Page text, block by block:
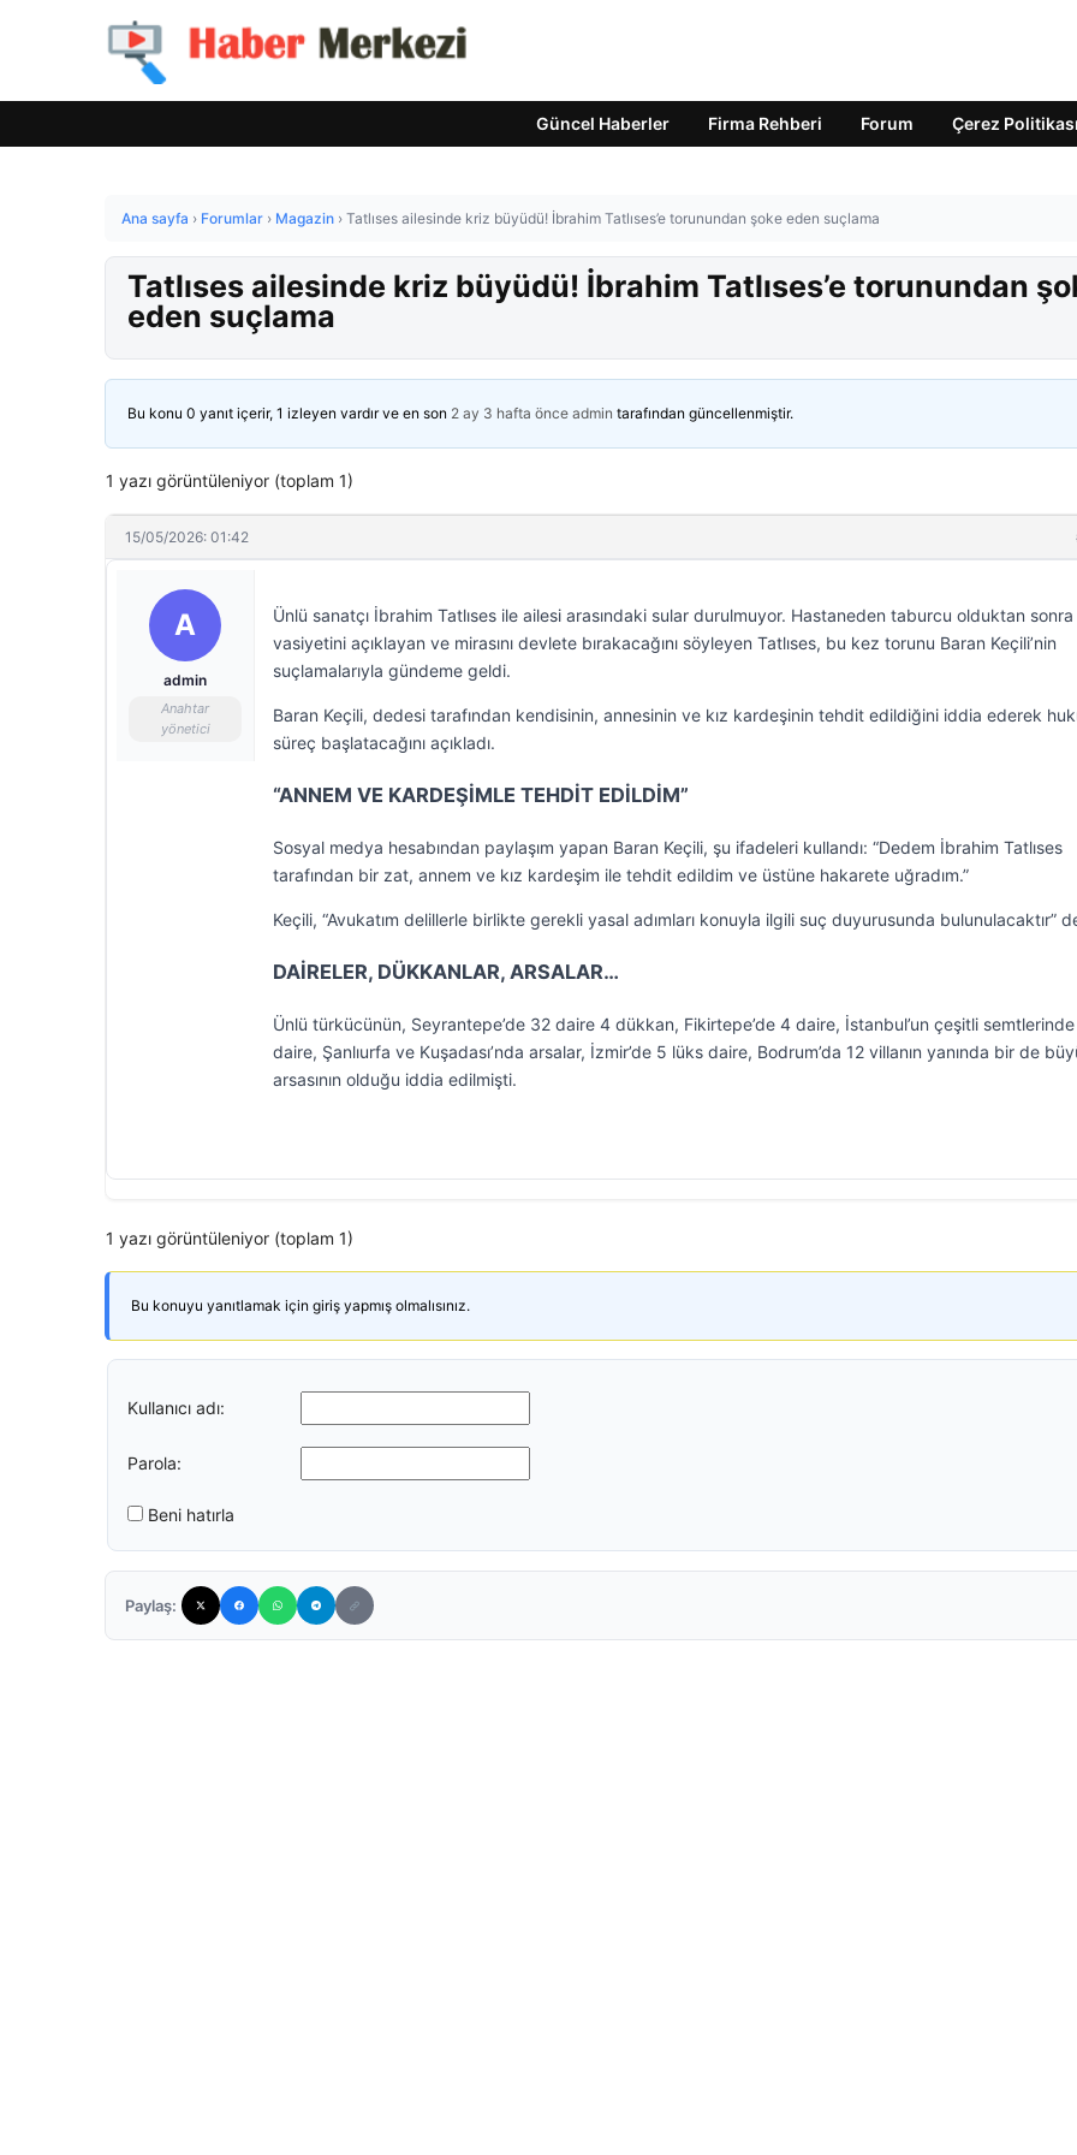
Güncel Haberler Firma Rehberi Forum Çerez Politikası
Ana sayfa › Forumlar › Magazin › Tatlıses ailesinde kriz büyüdü! İbrahim Tatlıses’e torunundan şoke eden suçlama
Tatlıses ailesinde kriz büyüdü! İbrahim Tatlıses’e torunundan
eden suçlama
Bu konu 0 yanıt içerir, 1 izleyen vardır ve en son 2 ay 3 hafta önce admin tarafından güncellenmiştir.
1 yazı görüntüleniyor (toplam 1)
15/05/2026: 01:42
A
admin
Anahtar
yönetici
Ünlü sanatçı İbrahim Tatlıses ile ailesi arasındaki sular durulmuyor. Hastaneden taburcu olduktan sonra
vasiyetini açıklayan ve mirasını devlete bırakacağını söyleyen Tatlıses, bu kez torunu Baran Keçili’nin
suçlamalarıyla gündeme geldi.
Baran Keçili, dedesi tarafından kendisinin, annesinin ve kız kardeşinin tehdit edildiğini iddia ederek
süreç başlatacağını açıkladı.
“ANNEM VE KARDEŞİMLE TEHDİT EDİLDİM”
Sosyal medya hesabından paylaşım yapan Baran Keçili, şu ifadeleri kullandı: “Dedem İbrahim Tatlıses
tarafından bir zat, annem ve kız kardeşim ile tehdit edildim ve üstüne hakarete uğradım.”
Keçili, “Avukatım delillerle birlikte gerekli yasal adımları konuyla ilgili suç duyurusunda bulunulacaktır”
DAİRELER, DÜKKANLAR, ARSALAR…
Ünlü türkücünün, Seyrantepe’de 32 daire 4 dükkan, Fikirtepe’de 4 daire, İstanbul’un çeşitli
daire, Şanlıurfa ve Kuşadası’nda arsalar, İzmir’de 5 lüks daire, Bodrum’da 12 villanın yanında bir de
arsasının olduğu iddia edilmişti.
1 yazı görüntüleniyor (toplam 1)
Bu konuyu yanıtlamak için giriş yapmış olmalısınız.
Kullanıcı adı:
Parola:
Beni hatırla
Paylaş: